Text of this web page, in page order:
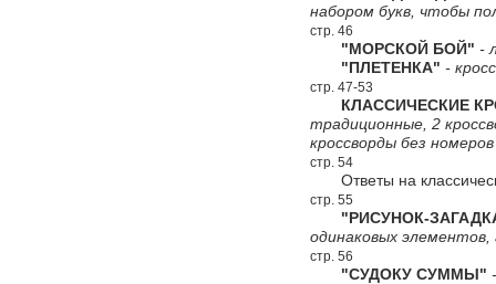
набором букв, чтобы
стр. 46
"МОРСКОЙ БОЙ" -
"ПЛЕТЕНКА" -
стр. 47-53
КЛАССИЧЕСКИЕ
традиционные, 2
кроссворды без
стр. 54
Ответы на
стр. 55
"РИСУНОК-
одинаковых
стр. 56
"СУДОКУ СУММЫ"